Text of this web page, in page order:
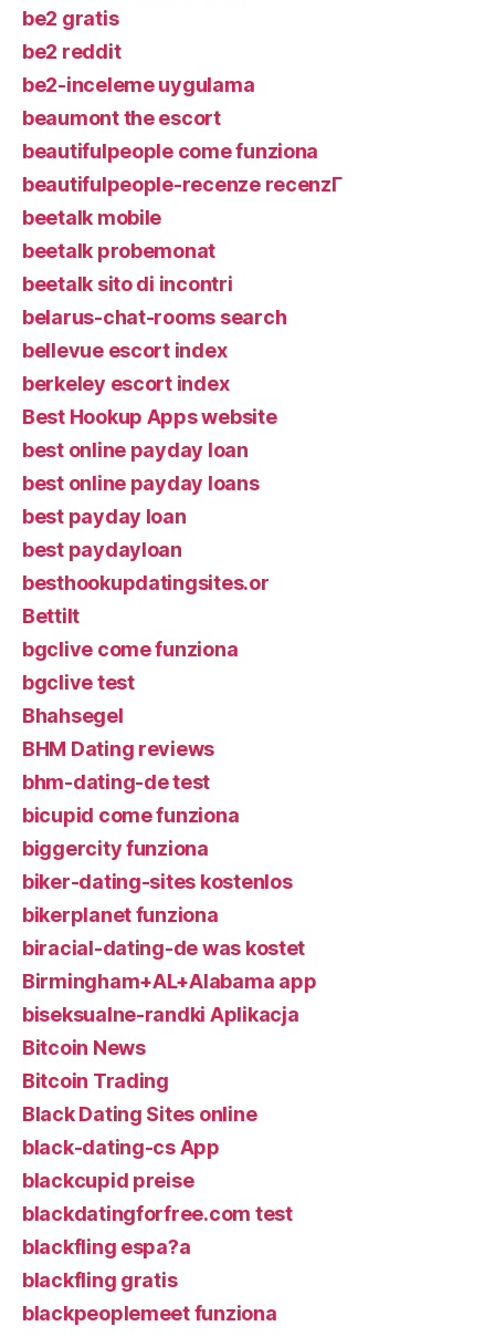
be2 gratis
be2 reddit
be2-inceleme uygulama
beaumont the escort
beautifulpeople come funziona
beautifulpeople-recenze recenzГ­
beetalk mobile
beetalk probemonat
beetalk sito di incontri
belarus-chat-rooms search
bellevue escort index
berkeley escort index
Best Hookup Apps website
best online payday loan
best online payday loans
best payday loan
best paydayloan
besthookupdatingsites.or
Bettilt
bgclive come funziona
bgclive test
Bhahsegel
BHM Dating reviews
bhm-dating-de test
bicupid come funziona
biggercity funziona
biker-dating-sites kostenlos
bikerplanet funziona
biracial-dating-de was kostet
Birmingham+AL+Alabama app
biseksualne-randki Aplikacja
Bitcoin News
Bitcoin Trading
Black Dating Sites online
black-dating-cs App
blackcupid preise
blackdatingforfree.com test
blackfling espa?a
blackfling gratis
blackpeoplemeet funziona